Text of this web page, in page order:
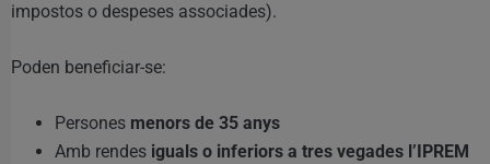
impostos o despeses associades).
Poden beneficiar-se:
Persones menors de 35 anys
Amb rendes iguals o inferiors a tres vegades l’IPREM